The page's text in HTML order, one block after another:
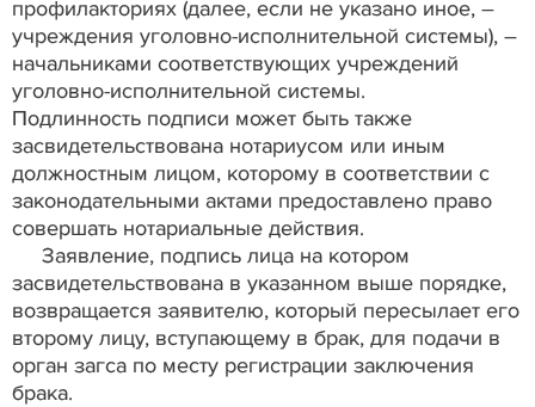
профилакториях (далее, если не указано иное, –
учреждения уголовно-исполнительной системы), –
начальниками соответствующих учреждений
уголовно-исполнительной системы.
Подлинность подписи может быть также
засвидетельствована нотариусом или иным
должностным лицом, которому в соответствии с
законодательными актами предоставлено право
совершать нотариальные действия.
Заявление, подпись лица на котором
засвидетельствована в указанном выше порядке,
возвращается заявителю, который пересылает его
второму лицу, вступающему в брак, для подачи в
орган загса по месту регистрации заключения
брака.